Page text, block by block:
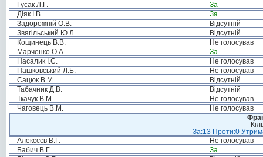
Гусак Л.Г.
За
Діяк І.В.
За
Задорожній О.В.
Відсутній
Звягільський Ю.Л.
Відсутній
Кощинець В.В.
Не голосував
Марченко О.А.
За
Насалик І.С.
Не голосував
Пашковський Л.Б.
Не голосував
Сацюк В.М.
Відсутній
Табачник Д.В.
Відсутній
Ткачук В.М.
Не голосував
Чаговець В.М.
Не голосував
За:13 Проти:0
Алексєєв В.Г.
Не голосував
Бабич В.Г.
За